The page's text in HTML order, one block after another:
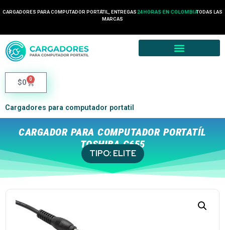
CARGADORES PARA COMPUTADOR PORTÁTIL, ENTREGAS 24 HORAS EN COLOMBIATODAS LAS
MARCAS
$0 0
Cargadores para computador portatil
CARGADOR PARA COMPUTADOR PORTATÍL
TOSHIBA C655
TIPO: ELITE